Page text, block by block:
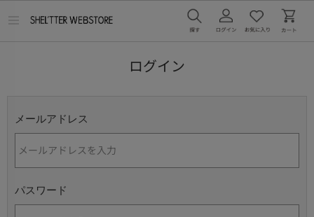
ログイン
メールアドレス
パスワード